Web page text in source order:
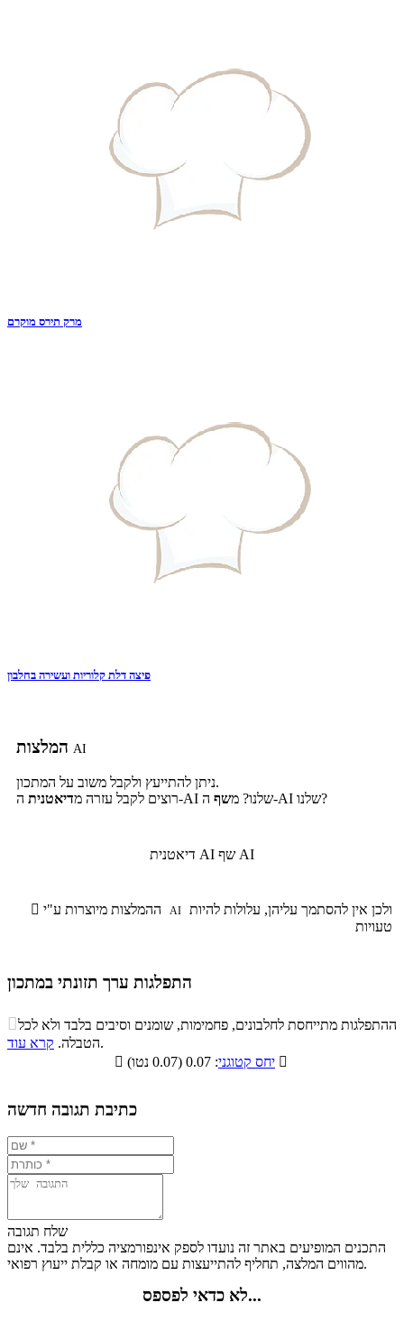
מרק תירס מוקרם
פיצה דלת קלוריות ועשירה בחלבון
AI
ניתן להתייעץ ולקבל משוב על המתכון.
רוצים לקבל עזרה מדיאטנית ה-AI שלנו? משף ה-AI שלנו?
דיאטנית AI שף AI
 AI
טעויות
התפלגות ערך תזונתי במתכון
התפלגות ערך תזונתי במתכון
סיבים
תזונתיים
שומנים חלבונים
12.4% 80.2%
ההתפלגות מתייחסת לחלבונים, פחמימות, שומנים וסיבים בלבד ולא לכל
הטבלה. קרא עוד
.

יחס קטוגני 
כתיבת תגובה חדשה
שלח תגובה
התכנים המופיעים באתר זה נועדו לספק אינפורמציה כללית בלבד. אינם
מהווים המלצה, תחליף להתייעצות עם מומחה או קבלת ייעוץ רפואי.
לא כדאי לפספס...